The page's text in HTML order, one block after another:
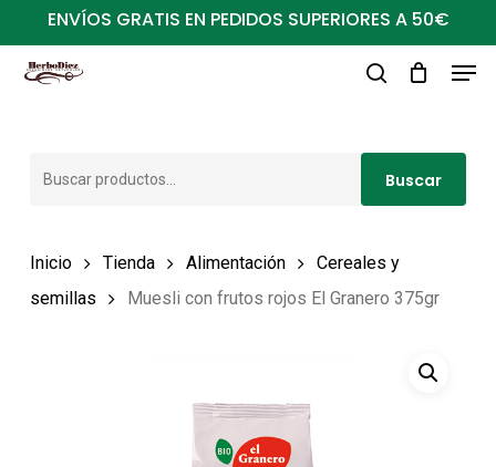
al
contenido
ENVÍOS GRATIS EN PEDIDOS SUPERIORES A 50€
Buscar
Inicio Tienda Alimentación
Cereales y
semillas
Muesli con frutos rojos El Granero 375gr
Close